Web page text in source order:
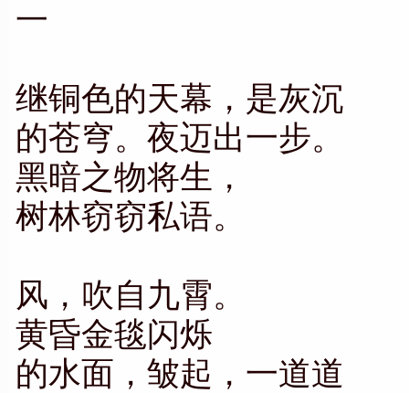
一
继铜色的天幕，是灰沉
的苍穹。夜迈出一步。
黑暗之物将生，
树林窃窃私语。
风，吹自九霄。
黄昏金毯闪烁
的水面，皱起，一道道